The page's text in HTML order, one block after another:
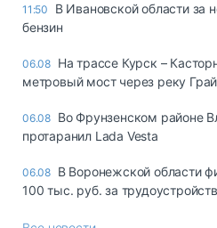
11:50
В Ивановской области за
бензин
06.08 На трассе Курск –
метровый мост через реку
06.08 Во Фрунзенском районе
протаранил Lada Vesta
06.08 В Воронежской области
100 тыс. руб. за